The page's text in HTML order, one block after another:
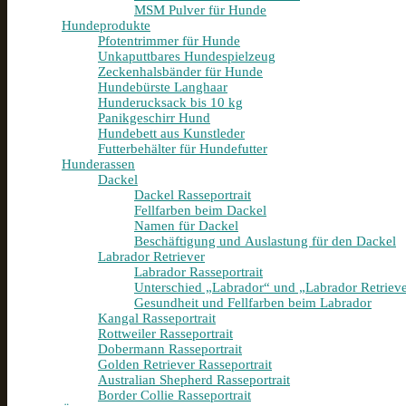
MSM Pulver für Hunde
Hundeprodukte
Pfotentrimmer für Hunde
Unkaputtbares Hundespielzeug
Zeckenhalsbänder für Hunde
Hundebürste Langhaar
Hunderucksack bis 10 kg
Panikgeschirr Hund
Hundebett aus Kunstleder
Futterbehälter für Hundefutter
Hunderassen
Dackel
Dackel Rasseportrait
Fellfarben beim Dackel
Namen für Dackel
Beschäftigung und Auslastung für den Dackel
Labrador Retriever
Labrador Rasseportrait
Unterschied „Labrador“ und „Labrador
Gesundheit und Fellfarben beim Labrador
Kangal Rasseportrait
Rottweiler Rasseportrait
Dobermann Rasseportrait
Golden Retriever Rasseportrait
Australian Shepherd Rasseportrait
Border Collie Rasseportrait